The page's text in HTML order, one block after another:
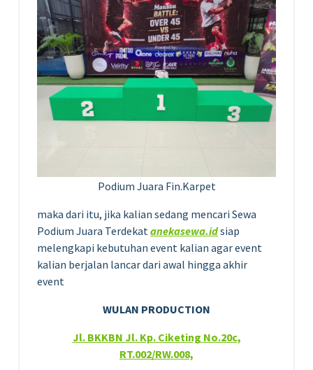
Podium Juara Fin.Karpet
maka dari itu, jika kalian sedang mencari Sewa
Podium Juara Terdekat anekasewa.idsiap
melengkapi kebutuhan event kalian agar event
kalian berjalan lancar dari awal hingga akhir
event
WULAN PRODUCTION
Jl. BKKBN Jl. Kp. Ciketing No.20c,
RT.002/RW.008,